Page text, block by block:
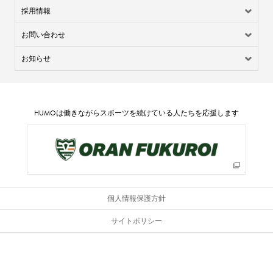
採用情報
お問い合わせ
お知らせ
HUMOは働きながらスポーツを続けている人たちを応援します
個人情報保護方針
サイトポリシー